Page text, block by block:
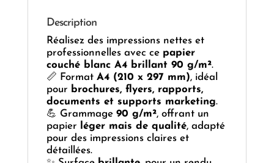
Description
Réalisez des impressions nettes et
professionnelles avec ce papier
couché blanc A4 brillant 90 g/m².
📏 Format A4 (210 x 297 mm), idéal
pour brochures, flyers, rapports,
documents et supports marketing.
💪 Grammage 90 g/m², offrant un
papier
léger mais de qualité, adapté
pour des impressions claires et
détaillées.